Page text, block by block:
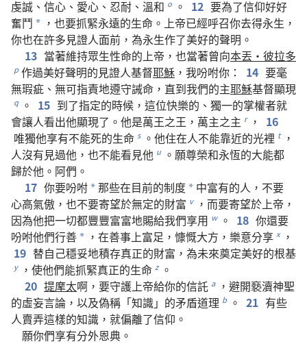
虔誠 、 信心 、 愛心 、 忍耐 、 溫和 o 。 12 要為了信仰好好
奮鬥 * ， 也要抓緊永遠的生命 。 上帝已經呼召你去得永生 ，
你也在許多見證人面前 ， 為永生作了美好的聲明 。
13 當著維持眾生性命的上帝 ， 也當著曾向本丟 · 彼拉多
p 作過美好聲明的見證人基督耶穌 ， 我吩咐你 ： 14 要毫
無瑕疵 、 無可指責地遵守誡命 ， 直到我們的主耶穌基督顯現
q 。 15 到了指定的時候 ， 這位快樂的 、 獨一的掌權者就
會讓人看出他顯現了 。 他是萬王之王 ， 萬主之主 r ，
16
唯獨他享有不能死的生命 s 。 他住在人不能靠近的光裡 t
，
人沒有見過他 ， 也不能看見他 u 。 願尊榮和永恆的大能都
歸於他 。 阿們 。
17 你要吩咐 *那些在目前的制度 * 中富有的人 ， 不要
心高氣傲 ， 也不要寄望於無定的財富 v ， 而要寄望於上帝 ，
因為他把一切都豐豐富富地賜給我們享用 w 。 18 你還要
吩咐他們行善 * ， 在善事上富足 ， 慷慨大方 ， 樂意分享 x
，
19 替自己穩妥地積存真正的財富 ， 為未來奠定美好的根基
y ， 使他們能抓緊真正的生命 z 。
20 提摩太啊 ， 要守護上帝給你的信託 a ， 避開褻瀆神聖
的虛妄言論 ， 以及偽稱 「知識」 的矛盾道理 b 。 21 有些
人賣弄這樣的知識 ， 就偏離了信仰 。
願你們享有分外恩典 。